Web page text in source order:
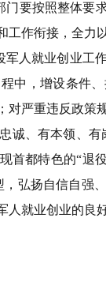
门要按照整体要
工作衔接，全力
军人就业创业工
中，增设条件
对严重违反政策
诚、有本领、
首都特色的“退
弘扬自信自强
人就业创业的良